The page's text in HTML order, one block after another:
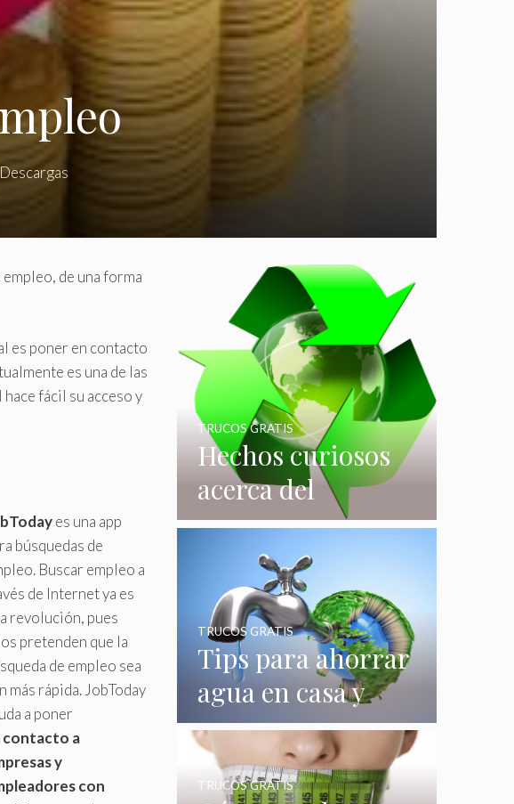
Descargas
de una forma
es poner en contacto
es una de las
fácil su acceso y
es una app
búsquedas de
Buscar empleo a
de Internet ya es
revolución, pues
pretenden que la
de empleo sea
más rápida. JobToday
a poner
contacto a
y
con
Hechos curiosos
acerca del
reciclaje que
quizás no
conocías
TRUCOS GRATIS
Tips para ahorrar
agua en casa y
gastar menos en
su consumo
TRUCOS GRATIS
TRUCOS GRATIS